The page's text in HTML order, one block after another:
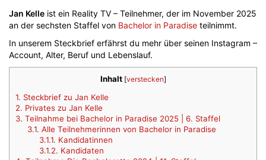
Jan Kelle ist ein Reality TV – Teilnehmer, der im November 2025
an der sechsten Staffel von Bachelor in Paradise teilnimmt.
In unserem Steckbrief erfährst du mehr über seinen Instagram –
Account, Alter, Beruf und Lebenslauf.
Inhalt [verstecken]
1. Steckbrief zu Jan Kelle
2. Privates zu Jan Kelle
3. Teilnahme bei Bachelor in Paradise 2025 | 6. Staffel
3.1. Alle Teilnehmerinnen von Bachelor in Paradise
3.1.1. Kandidatinnen
3.1.2. Kandidaten